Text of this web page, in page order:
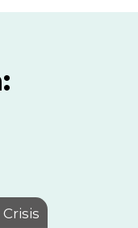
Crisis